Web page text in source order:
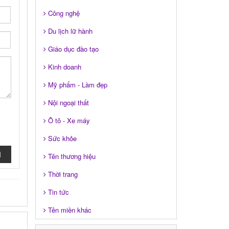
Công nghệ
Du lịch lữ hành
Giáo dục đào tạo
Kinh doanh
Mỹ phẩm - Làm đẹp
Nội ngoại thất
Ô tô - Xe máy
Sức khỏe
Tên thương hiệu
Thời trang
Tin tức
Tên miền khác